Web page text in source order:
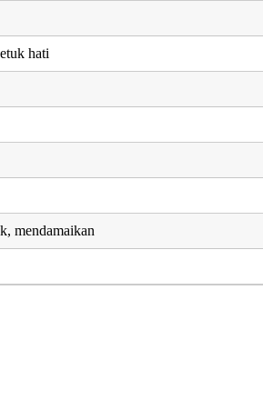
hati
mendamaikan